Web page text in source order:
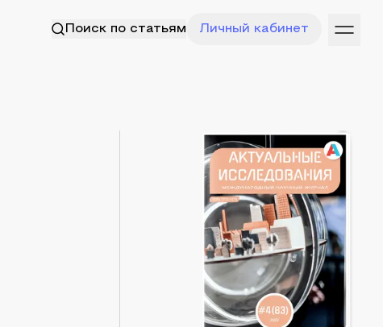
Поиск по статьям Личный кабинет